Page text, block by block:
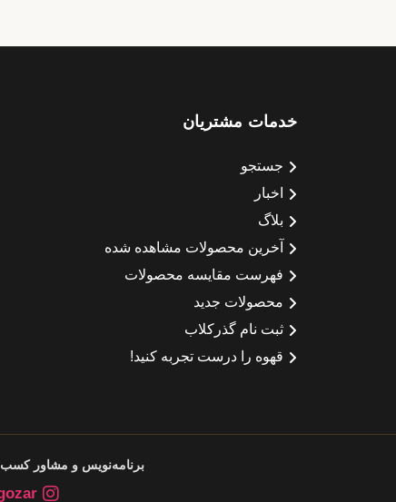
خدمات مشتریان
جستجو
اخبار
بلاگ
آخرین محصولات مشاهده شده
فهرست مقایسه محصولات
محصولات جدید
ثبت نام گذرکلاب
قهوه را درست تجربه کنید!
برنامه‌نویس و مشاور